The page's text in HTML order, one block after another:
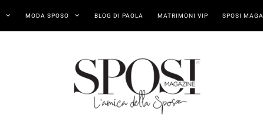
MODA SPOSO BLOG DI PAOLA MATRIMONI VIP SPOSI